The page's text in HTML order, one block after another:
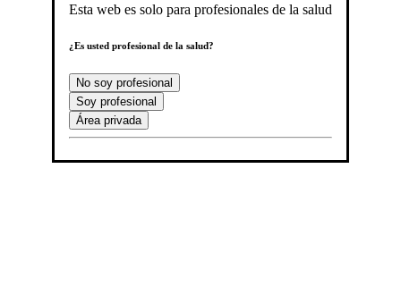
Esta web es solo para profesionales de la salud
¿Es usted profesional de la salud?
No soy profesional
Soy profesional
Área privada